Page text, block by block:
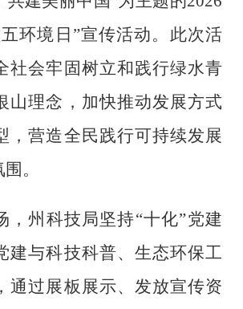
环境日 ”宣传活动。 此次活
社会牢固树立和践行绿水青
山理念，加快推动发展方式
，营造全民践行可持续发展
。
，州科技局坚持“十化”党建
建与科技科普、生态环保工
通过展板展示、发放宣传资